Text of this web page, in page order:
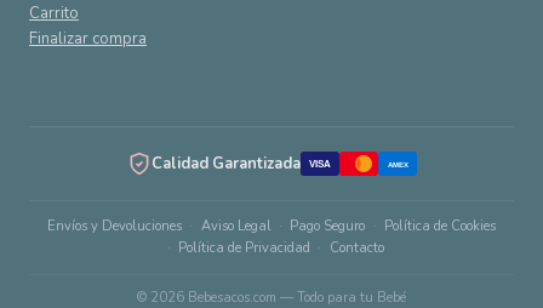
Carrito
Finalizar compra
Calidad Garantizada VISA AMEX
Envíos y Devoluciones Aviso Legal Pago Seguro
Política de Cookies
Política de Privacidad
Contacto
© 2026 Bebesacos.com — Todo para tu Bebé